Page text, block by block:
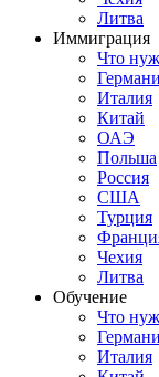
Литва
Иммиграция
Что
Италия
Китай
ОАЭ
Польша
Россия
США
Турция
Чехия
Литва
Обучение
Что
Италия